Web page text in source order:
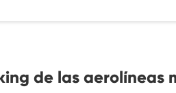
de las aerolíneas